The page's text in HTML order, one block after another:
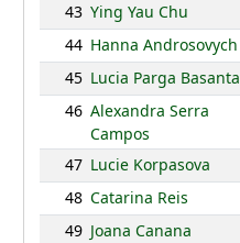
43 Ying Yau Chu
44 Hanna Androsovych
45 Lucia Parga Basanta
46 Alexandra Serra
Campos
47 Lucie Korpasova
48 Catarina Reis
49 Joana Canana